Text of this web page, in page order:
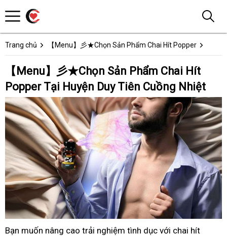
Trang chủ 【Menu】彡★Chọn Sản Phẩm Chai Hít Popper
【Menu】彡★Chọn Sản Phẩm Chai Hít
Popper Tại Huyện Duy Tiên Cuồng Nhiệt
Bạn muốn nâng cao trải nghiệm tình dục với chai hít